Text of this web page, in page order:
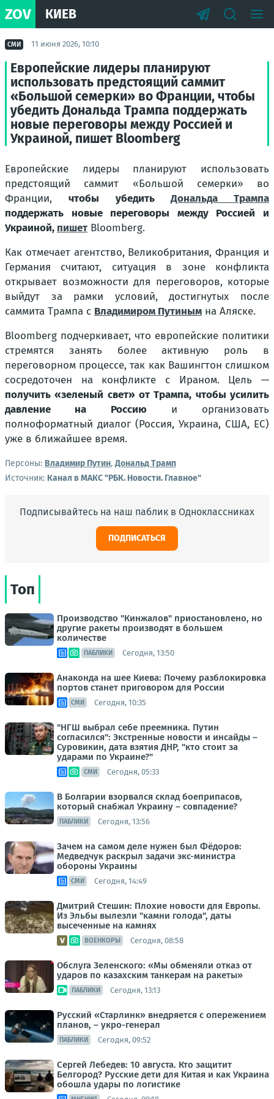
ZOV КИЕВ
СМИ 11 июня 2026, 10:10
Европейские лидеры планируют
использовать предстоящий саммит
«Большой семерки» во Франции, чтобы
убедить Дональда Трампа поддержать
новые переговоры между Россией и
Украиной, пишет Bloomberg
Европейские лидеры планируют использовать
предстоящий саммит «Большой семерки» во
Франции,чтобы убедитьДональда Трампа
поддержать новые переговоры между Россией и
Украиной, пишет Bloomberg.
Как отмечает агентство, Великобритания, Франция и
Германия считают, ситуация в зоне конфликта
открывает возможности для переговоров, которые
выйдут за рамки условий, достигнутых после
саммита Трампа с Владимиром Путиным на Аляске.
Bloomberg подчеркивает, что европейские политики
стремятся занять более активную роль в
переговорном процессе, так как Вашингтон слишком
сосредоточен на конфликте с Ираном. Цель —
получить «зеленый свет» от Трампа, чтобы усилить
давление на Россиюи организовать
полноформатный диалог (Россия, Украина, США, ЕС)
уже в ближайшее время.
Персоны: Владимир Путин,Дональд Трамп
Источник: Канал в МАКС "РБК. Новости. Главное"
Подписывайтесь на наш паблик в Одноклассниках
ПОДПИСАТЬСЯ
Топ
Производство "Кинжалов" приостановлено, но
другие ракеты производят в большем
количестве
ПАБЛИКИ Сегодня, 13:50
Анаконда на шее Киева: Почему разблокировка
портов станет приговором для России
СМИ Сегодня, 10:35
"НГШ выбрал себе преемника. Путин
согласился": Экстренные новости и инсайды –
Суровикин, дата взятия ДНР, "кто стоит за
ударами по Украине?"
СМИ Сегодня, 05:33
В Болгарии взорвался склад боеприпасов,
который снабжал Украину – совпадение?
ПАБЛИКИ Сегодня, 13:56
Зачем на самом деле нужен был Фёдоров:
Медведчук раскрыл задачи экс-министра
обороны Украины
СМИ Сегодня, 14:49
Дмитрий Стешин: Плохие новости для Европы.
Из Эльбы вылезли "камни голода", даты
высеченные на камнях
ВОЕНКОРЫ Сегодня, 08:58
Обслуга Зеленского: «Мы обменяли отказ от
ударов по казахским танкерам на ракеты»
ПАБЛИКИ Сегодня, 13:13
Русский «Старлинк» внедряется с опережением
планов, – укро-генерал
ПАБЛИКИ Сегодня, 09:52
Сергей Лебедев: 10 августа. Кто защитит
Белгород? Русские дети для Китая и как Украина
обошла удары по логистике